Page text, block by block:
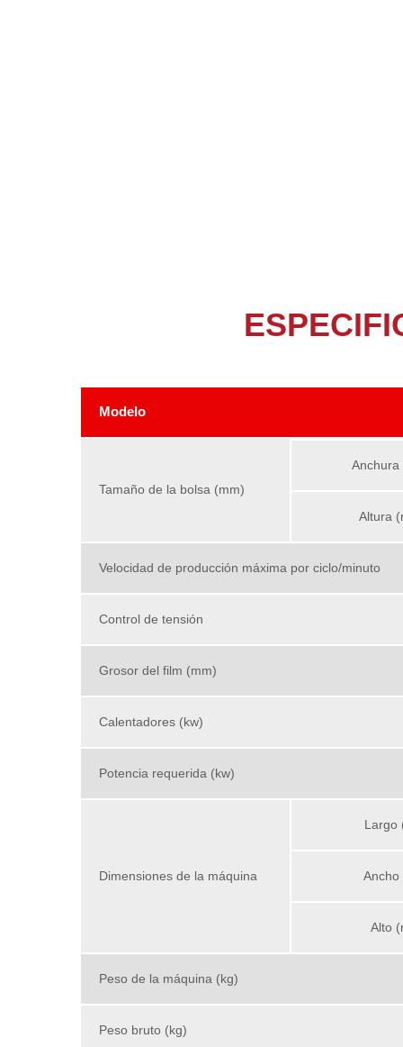
Modelo
Tamaño de la bolsa (mm)
Anchura
Altura
Velocidad de producción máxima por ciclo/minuto
Control de tensión
Grosor del film (mm)
Calentadores (kw)
Potencia requerida (kw)
Dimensiones de la máquina
Largo
Ancho
Alto
Peso de la máquina (kg)
Peso bruto (kg)